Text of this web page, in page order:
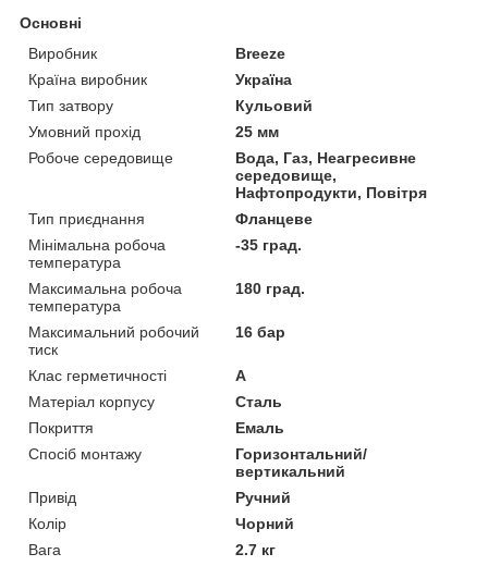
Основні
Виробник
Breeze
Країна виробник
Україна
Тип затвору
Кульовий
Умовний прохід
25 мм
Робоче середовище
Вода, Газ, Неагресивне
середовище,
Нафтопродукти, Повітря
Тип приєднання
Фланцеве
Мінімальна робоча
температура
-35 град.
Максимальна робоча
температура
180 град.
Максимальний робочий
тиск
16 бар
Клас герметичності
А
Матеріал корпусу
Сталь
Покриття
Емаль
Спосіб монтажу
Горизонтальний/
вертикальний
Привід
Ручний
Колір
Чорний
Вага
2.7 кг